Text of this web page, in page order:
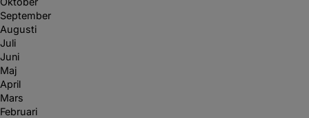
September
Augusti
Juli
Juni
Maj
April
Mars
Februari